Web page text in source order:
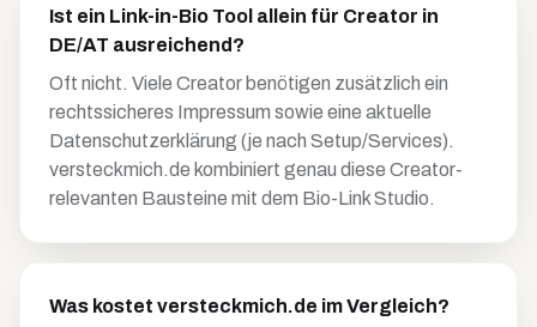
Ist ein Link-in-Bio Tool allein für Creator in
DE/AT ausreichend?
Oft nicht. Viele Creator benötigen zusätzlich ein
rechtssicheres Impressum sowie eine aktuelle
Datenschutzerklärung (je nach Setup/Services).
versteckmich.de kombiniert genau diese Creator-
relevanten Bausteine mit dem Bio-Link Studio.
Was kostet versteckmich.de im Vergleich?